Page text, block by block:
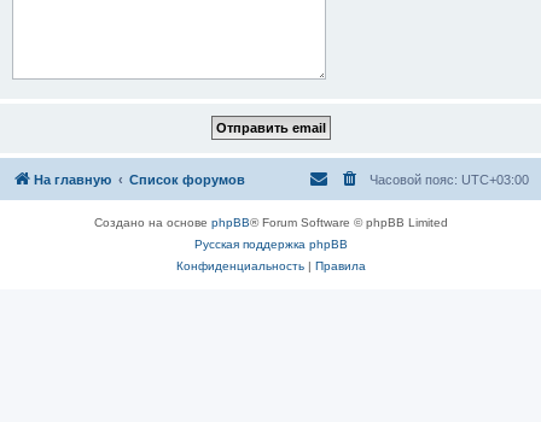
На главную Список форумов Часовой пояс: UTC+03:00
Создано на основе phpBB® Forum Software © phpBB Limited
Русская поддержка phpBB
Конфиденциальность| Правила